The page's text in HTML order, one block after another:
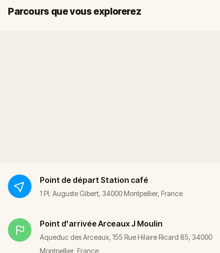
Parcours que vous explorerez
Départ
Arrivée
Point de départ Station café
1 Pl. Auguste Gibert, 34000 Montpellier, France
Point d'arrivée Arceaux J Moulin
Aqueduc des Arceaux, 155 Rue Hilaire Ricard 85, 34000
Montpellier, France